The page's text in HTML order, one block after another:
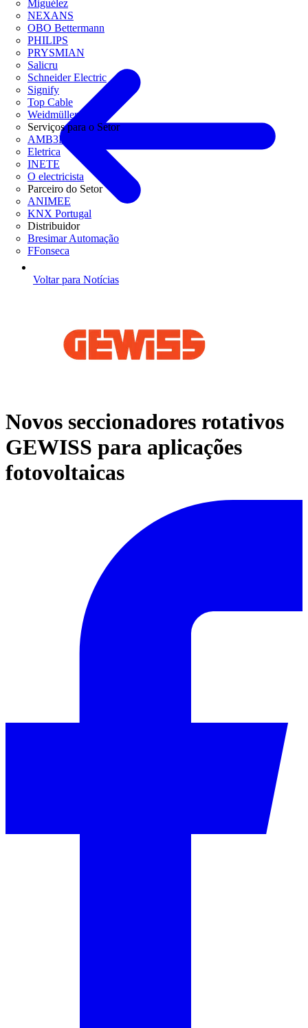
Miguélez
NEXANS
OBO Bettermann
PHILIPS
PRYSMIAN
Salicru
Schneider Electric
Signify
Top Cable
Weidmüller
Serviços para o Setor
AMB3E
Eletrica
INETE
O electricista
Parceiro do Setor
ANIMEE
KNX Portugal
Distribuidor
Bresimar Automação
FFonseca
Voltar para Notícias
Novos seccionadores rotativos
GEWISS para aplicações
fotovoltaicas